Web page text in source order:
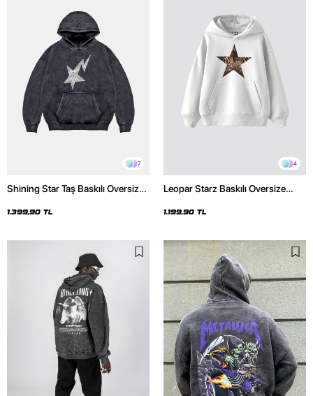
7
Shining Star Taş Baskılı Oversize
Hoodie
1.399,90 TL
4
Leopar Starz Baskılı Oversize
1.199,90 TL